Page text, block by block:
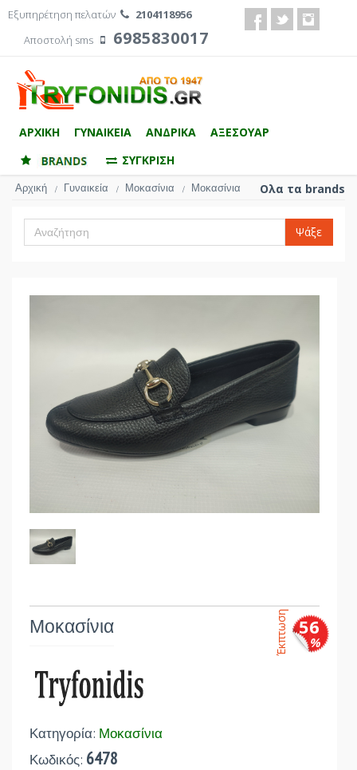
Εξυπηρέτηση πελατών
2104118956
Αποστολή sms
6985830017
ΑΡΧΙΚΗ ΓΥΝΑΙΚΕΙΑ ΑΝΔΡΙΚΑ
ΑΞΕΣΟΥΑΡ
ΣΥΓΚΡΙΣΗ
Αρχική / Γυναικεία / Μοκασίνια / Μοκασίνια
Ψάξε
Ολα τα brands
Μοκασίνια
Κατηγορία: Μοκασίνια
Κωδικός: 6478
Έκπτωση 56
%